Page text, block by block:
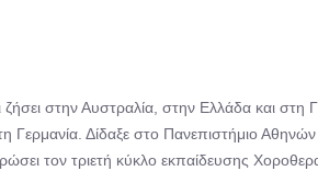
στην Αυστραλία, στην Ελλάδα και στη
Γερμανία. Δίδαξε στο Πανεπιστήμιο
τον τριετή κύκλο εκπαίδευσης